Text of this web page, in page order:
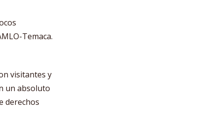
Temaca.
visitantes y
un absoluto
derechos